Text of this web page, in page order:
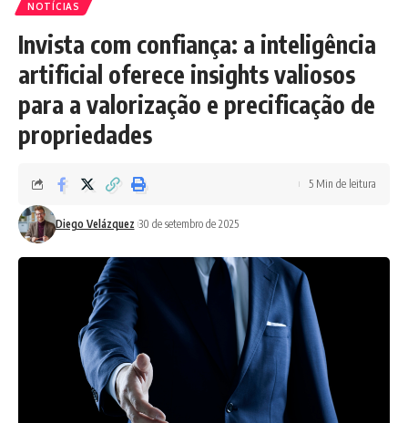
NOTÍCIAS
Invista com confiança: a inteligência
artificial oferece insights valiosos
para a valorização e precificação de
propriedades
Diego Velázquez 30 de setembro de 2025
5 Min de leitura